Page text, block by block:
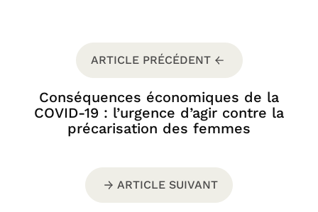
ARTICLE PRÉCÉDENT
Conséquences économiques de la
COVID-19 : l’urgence d’agir contre la
précarisation des femmes
ARTICLE SUIVANT